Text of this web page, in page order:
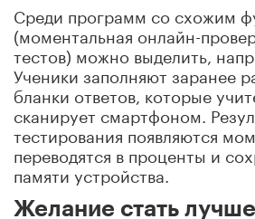
Среди программ со схожим
(моментальная онлайн-
тестов) можно выделить,
Ученики заполняют заранее
бланки ответов, которые
сканирует смартфоном.
тестирования появляются
переводятся в проценты и
памяти устройства.
Желание стать лучше